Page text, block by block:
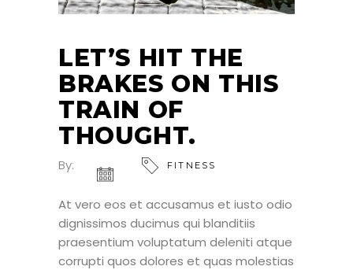
LET’S HIT THE
BRAKES ON THIS
TRAIN OF
THOUGHT.
By: FITNESS
At vero eos et accusamus et iusto odio
dignissimos ducimus qui blanditiis
praesentium voluptatum deleniti atque
corrupti quos dolores et quas molestias